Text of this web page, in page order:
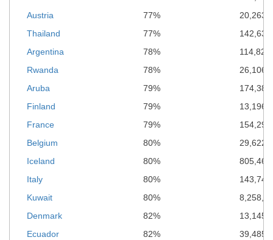
Austria
77%
Thailand
77%
Argentina
78%
Rwanda
78%
Aruba
79%
174,388
Finland
79%
France
79%
Belgium
80%
Iceland
80%
Italy
80%
Kuwait
80%
Denmark
82%
Ecuador
82%